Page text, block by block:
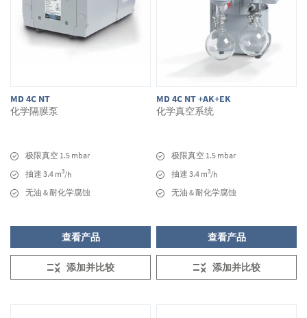
MD 4C NT
化学隔膜泵
极限真空 1.5 mbar
抽速 3.4 m3/h
无油 & 耐化学腐蚀
查看产品
添加并比较
MD 4C NT +AK+EK
化学真空系统
极限真空 1.5 mbar
抽速 3.4 m3/h
无油 & 耐化学腐蚀
查看产品
添加并比较